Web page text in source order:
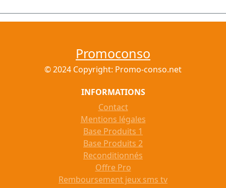
Promoconso
© 2024 Copyright: Promo-conso.net
INFORMATIONS
Contact
Mentions légales
Base Produits 1
Base Produits 2
Reconditionnés
Offre Pro
Remboursement jeux sms tv